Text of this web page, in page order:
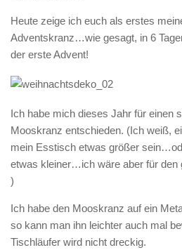
Heute zeige ich euch als erstes
Adventskranz…wie gesagt, in 6
der erste Advent!
Ich habe mich dieses Jahr für einen
Mooskranz entschieden. (Ich weiß,
mein Esstisch etwas größer
etwas kleiner…ich wäre aber für den
)
Ich habe den Mooskranz auf ein
so kann man ihn leichter auch mal
Tischläufer wird nicht dreckig.